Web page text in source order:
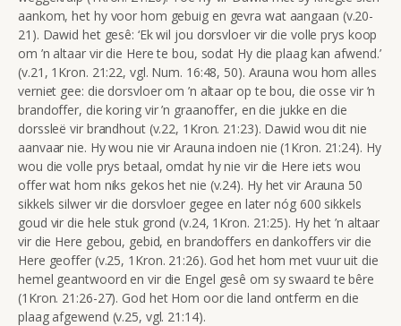
aankom, het hy voor hom gebuig en gevra wat aangaan (v.20-
21). Dawid het gesê: ‘Ek wil jou dorsvloer vir die volle prys koop
om ’n altaar vir die Here te bou, sodat Hy die plaag kan afwend.’
(v.21, 1Kron. 21:22, vgl. Num. 16:48, 50). Arauna wou hom alles
verniet gee: die dorsvloer om ’n altaar op te bou, die osse vir ’n
brandoffer, die koring vir ’n graanoffer, en die jukke en die
dorssleë vir brandhout (v.22, 1Kron. 21:23). Dawid wou dit nie
aanvaar nie. Hy wou nie vir Arauna indoen nie (1Kron. 21:24). Hy
wou die volle prys betaal, omdat hy nie vir die Here iets wou
offer wat hom niks gekos het nie (v.24). Hy het vir Arauna 50
sikkels silwer vir die dorsvloer gegee en later nóg 600 sikkels
goud vir die hele stuk grond (v.24, 1Kron. 21:25). Hy het ’n altaar
vir die Here gebou, gebid, en brandoffers en dankoffers vir die
Here geoffer (v.25, 1Kron. 21:26). God het hom met vuur uit die
hemel geantwoord en vir die Engel gesê om sy swaard te bêre
(1Kron. 21:26-27). God het Hom oor die land ontferm en die
plaag afgewend (v.25, vgl. 21:14).